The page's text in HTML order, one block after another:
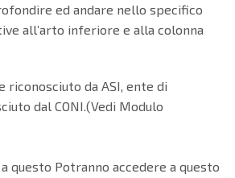
ed andare nello specifico
all’arto inferiore e alla colonna
riconosciuto da ASI, ente di
dal CONI.(Vedi Modulo
questo Potranno accedere a questo